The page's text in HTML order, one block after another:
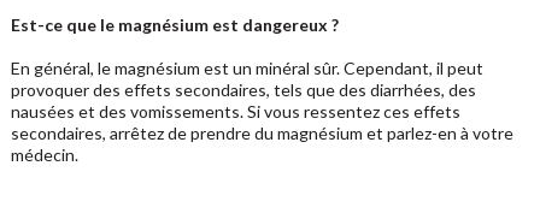
Est-ce que le magnésium est dangereux ?
En général, le magnésium est un minéral sûr. Cependant, il peut
provoquer des effets secondaires, tels que des diarrhées, des
nausées et des vomissements. Si vous ressentez ces effets
secondaires, arrêtez de prendre du magnésium et parlez-en à votre
médecin.